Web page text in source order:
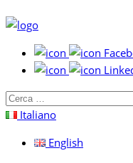
Cerca
per:Italiano
English